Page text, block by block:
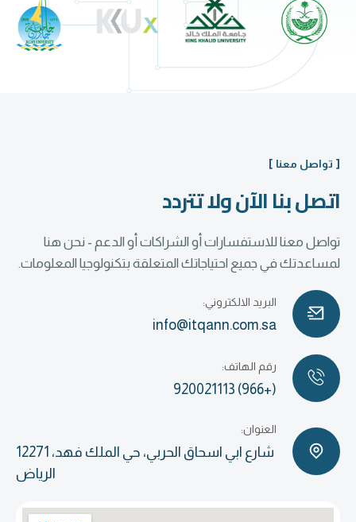
[ تواصل معنا ]
اتصل بنا الآن ولا تتردد
تواصل معنا للاستفسارات أو الشراكات أو الدعم - نحن هنا
لمساعدتك في جميع احتياجاتك المتعلقة بتكنولوجيا المعلومات.
البريد الالكتروني:
info@itqann.com.sa
رقم الهاتف:
(+966) 920021113
العنوان:
شارع ابي اسحاق الحربي، حي الملك فهد، 12271
الرياض